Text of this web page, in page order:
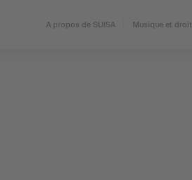
A propos de SUISA Musique et droit